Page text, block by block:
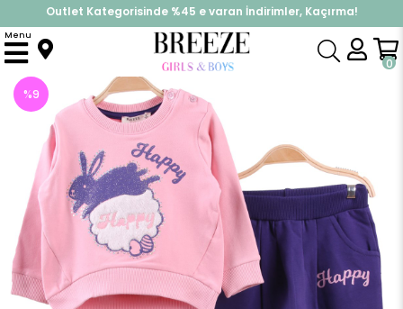
Outlet Kategorisinde %45 e varan İndirimler, Kaçırma!
İndirimlere ek %10 İndirimi Kap, Hemen Üye Ol!
0
Menu
Anasayfa Takımlar Eşofman Takım Kız Bebek Eşofman Takım Tavşanlı Pembe-Mor (9 Ay-3 Yaş)
%9
İndirim